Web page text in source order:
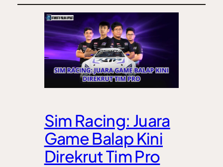
Sim Racing: Juara
Game Balap Kini
Direkrut Tim Pro